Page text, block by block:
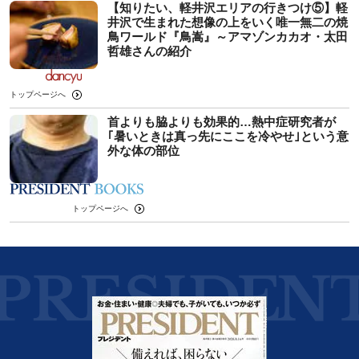
【知りたい、軽井沢エリアの行きつけ⑤】軽
井沢で生まれた想像の上をいく唯一無二の焼
鳥ワールド『鳥嵩』～アマゾンカカオ・太田
哲雄さんの紹介
トップページへ
首よりも脇よりも効果的…熱中症研究者が
｢暑いときは真っ先にここを冷やせ｣という意
外な体の部位
トップページへ